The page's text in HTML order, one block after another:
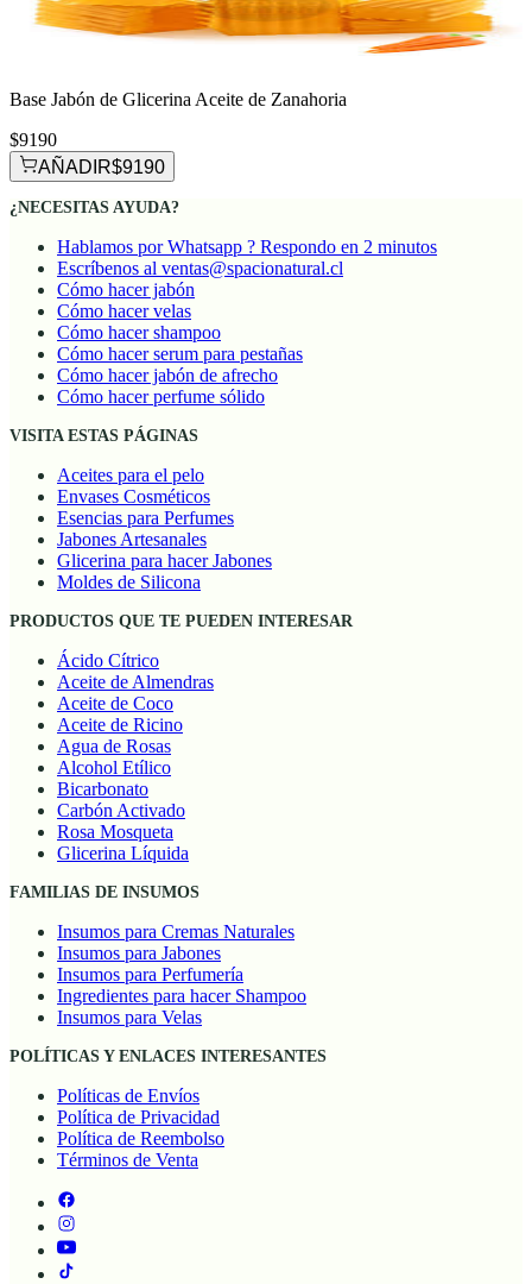
Base Jabón de Glicerina Aceite de Zanahoria
$9190
AÑADIR$9190
¿NECESITAS AYUDA?
Hablamos por Whatsapp ? Respondo en 2 minutos
Escríbenos al ventas@spacionatural.cl
Cómo hacer jabón
Cómo hacer velas
Cómo hacer shampoo
Cómo hacer serum para pestañas
Cómo hacer jabón de afrecho
Cómo hacer perfume sólido
VISITA ESTAS PÁGINAS
Aceites para el pelo
Envases Cosméticos
Esencias para Perfumes
Jabones Artesanales
Glicerina para hacer Jabones
Moldes de Silicona
PRODUCTOS QUE TE PUEDEN INTERESAR
Ácido Cítrico
Aceite de Almendras
Aceite de Coco
Aceite de Ricino
Agua de Rosas
Alcohol Etílico
Bicarbonato
Carbón Activado
Rosa Mosqueta
Glicerina Líquida
FAMILIAS DE INSUMOS
Insumos para Cremas Naturales
Insumos para Jabones
Insumos para Perfumería
Ingredientes para hacer Shampoo
Insumos para Velas
POLÍTICAS Y ENLACES INTERESANTES
Políticas de Envíos
Política de Privacidad
Política de Reembolso
Términos de Venta